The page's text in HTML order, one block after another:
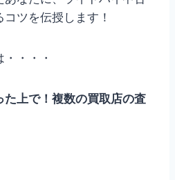
ツを伝授します！
・・・
た上で！複数の買取店の査